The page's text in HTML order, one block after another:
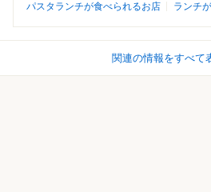
パスタランチが食べられるお店
ランチ
関連の情報をすべて